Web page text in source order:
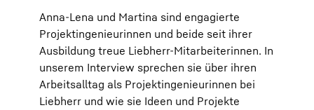
Anna-Lena und Martina sind engagierte
Projektingenieurinnen und beide seit ihrer
Ausbildung treue Liebherr-Mitarbeiterinnen. In
unserem Interview sprechen sie über ihren
Arbeitsalltag als Projektingenieurinnen bei
Liebherr und wie sie Ideen und Projekte